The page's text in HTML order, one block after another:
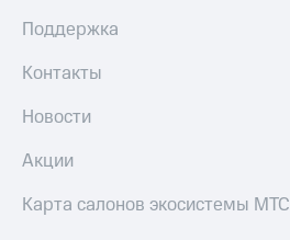
Поддержка
Контакты
Новости
Акции
Карта салонов экосистемы МТС